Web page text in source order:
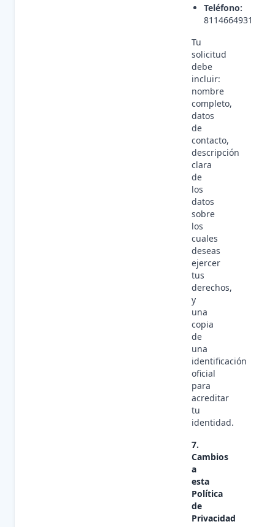
Teléfono:
8114664931
Tu
solicitud
debe
incluir:
nombre
completo,
datos
de
contacto,
descripción
clara
de
los
datos
sobre
los
cuales
deseas
ejercer
tus
derechos,
y
una
copia
de
una
identificación
oficial
para
acreditar
tu
identidad.
7.
Cambios
a
esta
Política
de
Privacidad